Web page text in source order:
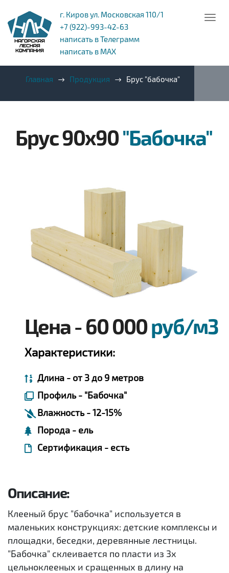
г. Киров ул. Московская 110/1
+7 (922)-993-42-63
написать в Телеграмм
написать в MAX
Главная Продукция Брус "бабочка"
Брус 90x90"Бабочка"
Цена - 60 000руб/м3
Характеристики:
Длина - от 3 до 9 метров
Профиль - "Бабочка"
Влажность - 12-15%
Порода - ель
Сертификация - есть
Описание:
Клееный брус "бабочка" используется в
маленьких конструкциях: детские комплексы и
площадки, беседки, деревянные лестницы.
"Бабочка" склеивается по пласти из 3х
цельноклееных и сращенных в длину на